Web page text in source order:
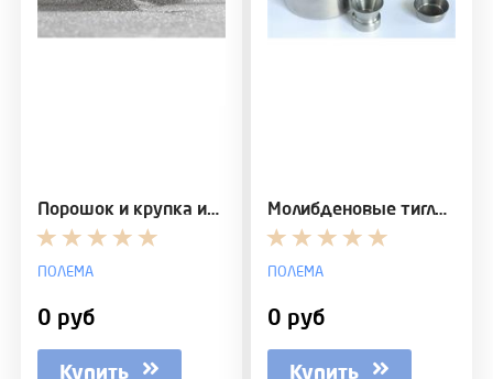
Порошок и крупка из хрома электролитического
ПОЛЕМА
0 руб
Купить
Молибденовые тигли, чаши
ПОЛЕМА
0 руб
Купить